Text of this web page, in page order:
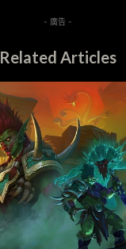
- 廣告 -
Related Articles